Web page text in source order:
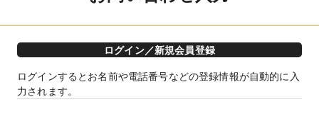
ログイン／新規会員登録
ログインするとお名前や電話番号などの登録情報が自動的に入
力されます。